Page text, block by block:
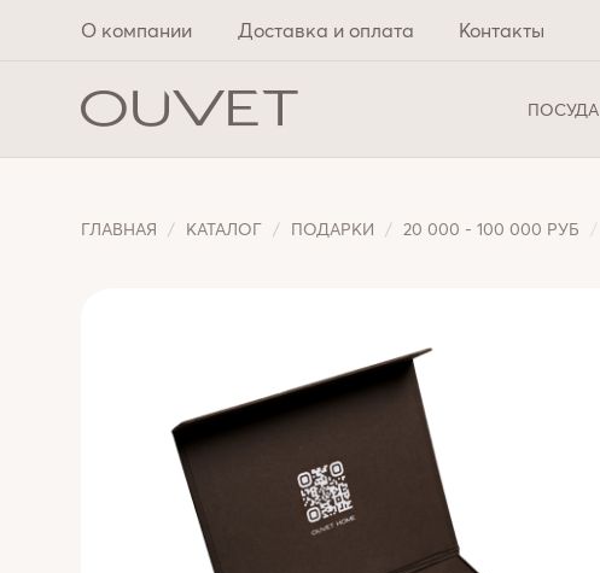
О компании Доставка и оплата Контакты
ПОСУДА
ГЛАВНАЯ КАТАЛОГ ПОДАРКИ 20 000 - 100 000 РУБ